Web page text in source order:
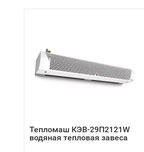
Тепломаш КЭВ-29П2121W
водяная тепловая завеса